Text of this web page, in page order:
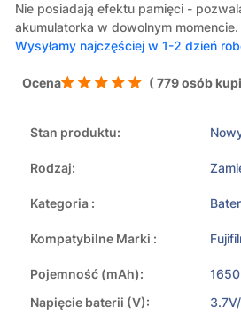
Nie posiadają efektu pamięci -
akumulatorka w dowolnym momencie.
Wysyłamy najczęściej w 1-2 dzień
Ocena ( 779 osób
Stan produktu:
Rodzaj:
Kategoria :
Kompatybilne Marki :
Pojemność (mAh):
Napięcie baterii (V):